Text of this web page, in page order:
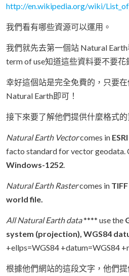
http://en.wikipedia.org/wiki/
我們看有哪些資源可以運用。
我們就先去第一個站 Natural
term of use知道這些資料要不要花
幸好這個站是完全免費的，只要
Natural Earth即可！
接下來要了解他們提供什麼格式的
Natural Earth Vectorcomes in
facto standard for vector geodata.
Windows-1252
Natural Earth Rastercomes in
world file.
All Natural Earth data**** use the
system (projection), WGS84
+ellps=WGS84 +datum=WGS84
根據他們網站的這段文字，他們